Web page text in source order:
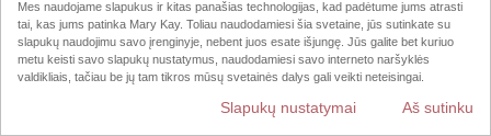
Mes naudojame slapukus ir kitas panašias technologijas, kad padėtume jums atrasti
tai, kas jums patinka Mary Kay. Toliau naudodamiesi šia svetaine, jūs sutinkate su
slapukų naudojimu savo įrenginyje, nebent juos esate išjungę. Jūs galite bet kuriuo
metu keisti savo slapukų nustatymus, naudodamiesi savo interneto naršyklės
valdikliais, tačiau be jų tam tikros mūsų svetainės dalys gali veikti neteisingai.
Aš sutinku
Slapukų nustatymai